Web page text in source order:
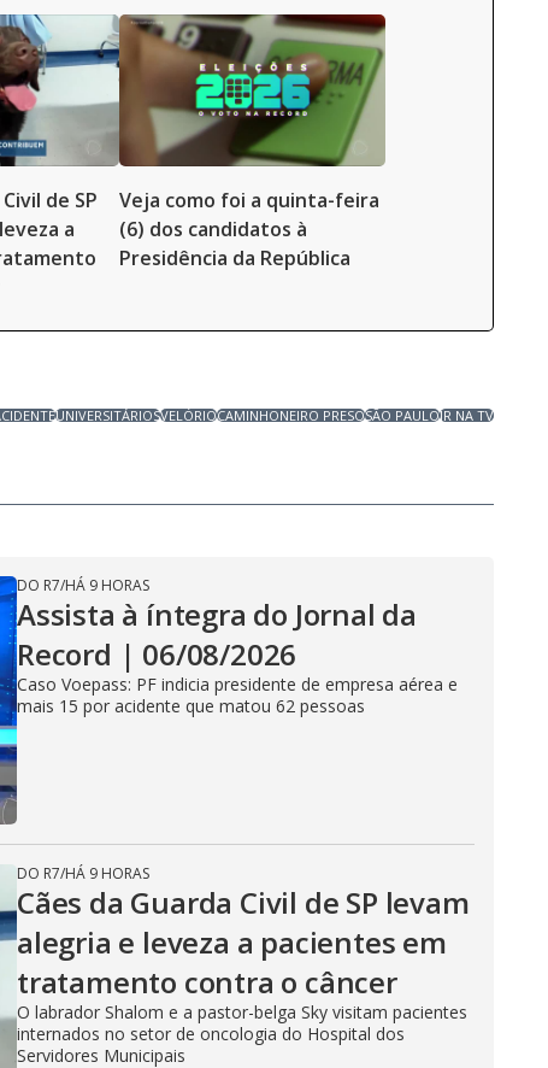
de SP
a
Veja como foi a quinta-feira
(6) dos candidatos à
Presidência da República
UNIVERSITÁRIOSVELÓRIOCAMINHONEIRO PRESOSÃO PAULOJR NA TV
DO R7/HÁ 9 HORAS
Assista à íntegra do Jornal da
Record | 06/08/2026
Caso Voepass: PF indicia presidente de empresa aérea e
mais 15 por acidente que matou 62 pessoas
DO R7/HÁ 9 HORAS
Cães da Guarda Civil de SP levam
alegria e leveza a pacientes em
tratamento contra o câncer
O labrador Shalom e a pastor-belga Sky visitam pacientes
internados no setor de oncologia do Hospital dos
Servidores Municipais